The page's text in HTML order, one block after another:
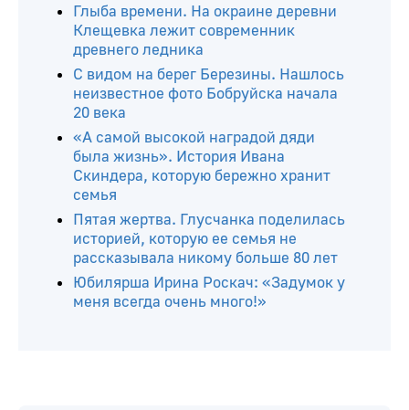
Читайте ещё
Глыба времени. На окраине деревни
Клещевка лежит современник
древнего ледника
С видом на берег Березины. Нашлось
неизвестное фото Бобруйска начала
20 века
«А самой высокой наградой дяди
была жизнь». История Ивана
Скиндера, которую бережно хранит